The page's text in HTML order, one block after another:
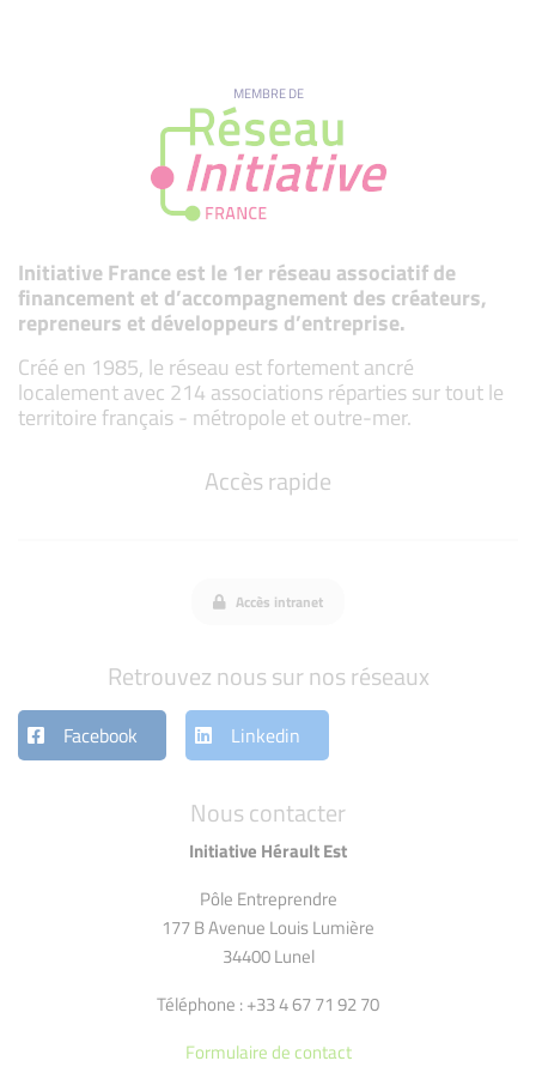
MEMBRE DE
Initiative France est le 1er réseau associatif de
financement et d’accompagnement des créateurs,
repreneurs et développeurs d’entreprise.
Créé en 1985, le réseau est fortement ancré
localement avec 214 associations réparties sur tout le
territoire français - métropole et outre-mer.
Nous contacter
Initiative Hérault Est
Pôle Entreprendre
177 B Avenue Louis Lumière
34400 Lunel
Téléphone : +33 4 67 71 92 70
Formulaire de contact
Accès rapide
Accès intranet
Retrouvez nous sur nos réseaux
Facebook Linkedin